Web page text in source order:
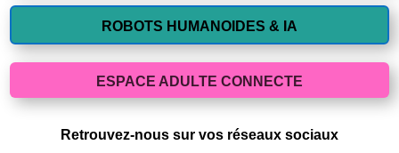
ROBOTS HUMANOIDES & IA
ESPACE ADULTE CONNECTE
Retrouvez-nous sur vos réseaux sociaux